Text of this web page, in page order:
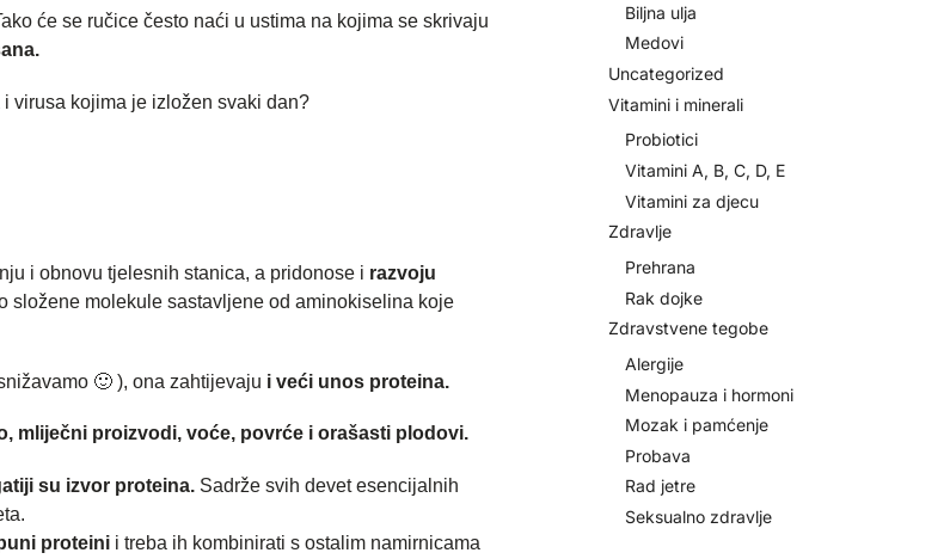
će se ručice često naći u ustima na kojima se skrivaju
virusa kojima je izložen svaki dan?
i obnovu tjelesnih stanica, a pridonose i razvoju
složene molekule sastavljene od aminokiselina koje
🙂 ), ona zahtijevaju i veći unos proteina.
mliječni proizvodi, voće, povrće i orašasti plodovi.
su izvor proteina. Sadrže svih devet esencijalnih
proteini i treba ih kombinirati s ostalim namirnicama
Biljna ulja
Medovi
Uncategorized
Vitamini i minerali
Probiotici
Vitamini A, B, C, D, E
Vitamini za djecu
Zdravlje
Prehrana
Rak dojke
Zdravstvene tegobe
Alergije
Menopauza i hormoni
Mozak i pamćenje
Probava
Rad jetre
Seksualno zdravlje